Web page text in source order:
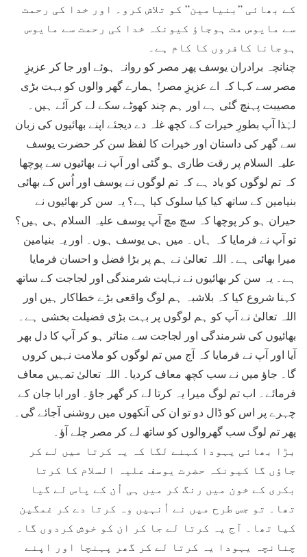
کے بھائی ”بنیامین” کو تلاش کرو۔ اور خدا کی رحمت
سے مایوس مت ہوجاؤ کیونکہ خدا کی رحمت سے مایوس
ہوجانا کافروں کا کام ہے۔
چنانچہ برادران یوسف پھر مصر کو روانہ ہوئے اور جا کر عزیزِ
مصر سے کہا کہ اے عزیزِ مصر! ہمارے گھر والوں کو بہت بڑی
مصیبت پہنچ گئی ہے اور ہم چند کھوٹے سکے لے کر آئے ہیں۔
لہٰذا آپ بطورِ خیرات کے کچھ غلہ دے دیجئے اپنے بھائیوں کی زبان
سے گھر کی داستان اور خیرات کا لفظ سن کر حضرت یوسف
علیہ السلام پر رقت طاری ہو گئی اور آپ نے بھائیوں سے پوچھا
کہ تم لوگوں کو یاد ہے کہ تم لوگوں نے یوسف اور اُس کے بھائی
بنیامین کے ساتھ کیا کیا سلوک کیا ہے؟ یہ سن کر بھائیوں نے
حیران ہو کر پوچھا کہ سچ مچ آپ یوسف علیہ السلام ہی ہیں؟
تو آپ نے فرمایا کہ ہاں۔ میں ہی یوسف ہوں۔ اور یہ بنیامین
میرا بھائی ہے۔ اللہ تعالیٰ نے ہم پر بڑا فضل و احسان فرمایا
ہے۔ یہ سن کر بھائیوں نے نہایت شرمندگی اور لجاجت کے ساتھ
کہنا شروع کیا کہ بلاشبہ ہم لوگ واقعی بڑے خطاکار ہیں اور
اللہ تعالیٰ نے آپ کو ہم لوگوں پر بہت بڑی فضیلت بخشی ہے۔
بھائیوں کی شرمندگی اور لجاجت سے متاثر ہو کر آپ کا دل بھر
آیا اور آپ نے فرمایا کہ آج میں تم لوگوں کو ملامت نہیں کروں
گا۔ جاؤ میں نے سب کچھ معاف کردیا۔ اللہ تعالیٰ تمہیں معاف
فرمائے۔ اب تم لوگ میرا یہ کرتا لے کر گھر جاؤ۔ اور ابا جان کے
چہرے پر اس کو ڈال دو تو ان کی آنکھوں میں روشنی آجائے گی۔
پھر تم لوگ سب گھروالوں کو ساتھ لے کر مصر چلے آؤ۔
بڑا بھائی یہودا کہنے لگا کہ یہ کرتا میں لے کر
جاؤں گا کیونکہ حضرت یوسف علیہ السلام کا کرتا
بکری کے خون میں رنگ کر میں ہی اُن کے پاس لے گیا
تھا۔ تو جس طرح میں نے اُنہیں وہ کرتا دے کر غمگین
کیا تھا۔ آج یہ کرتا لے جا کر ان کو خوش کردوں گا۔
چنانچہ یہودا یہ کرتا لے کر گھر پہنچا اور اپنے